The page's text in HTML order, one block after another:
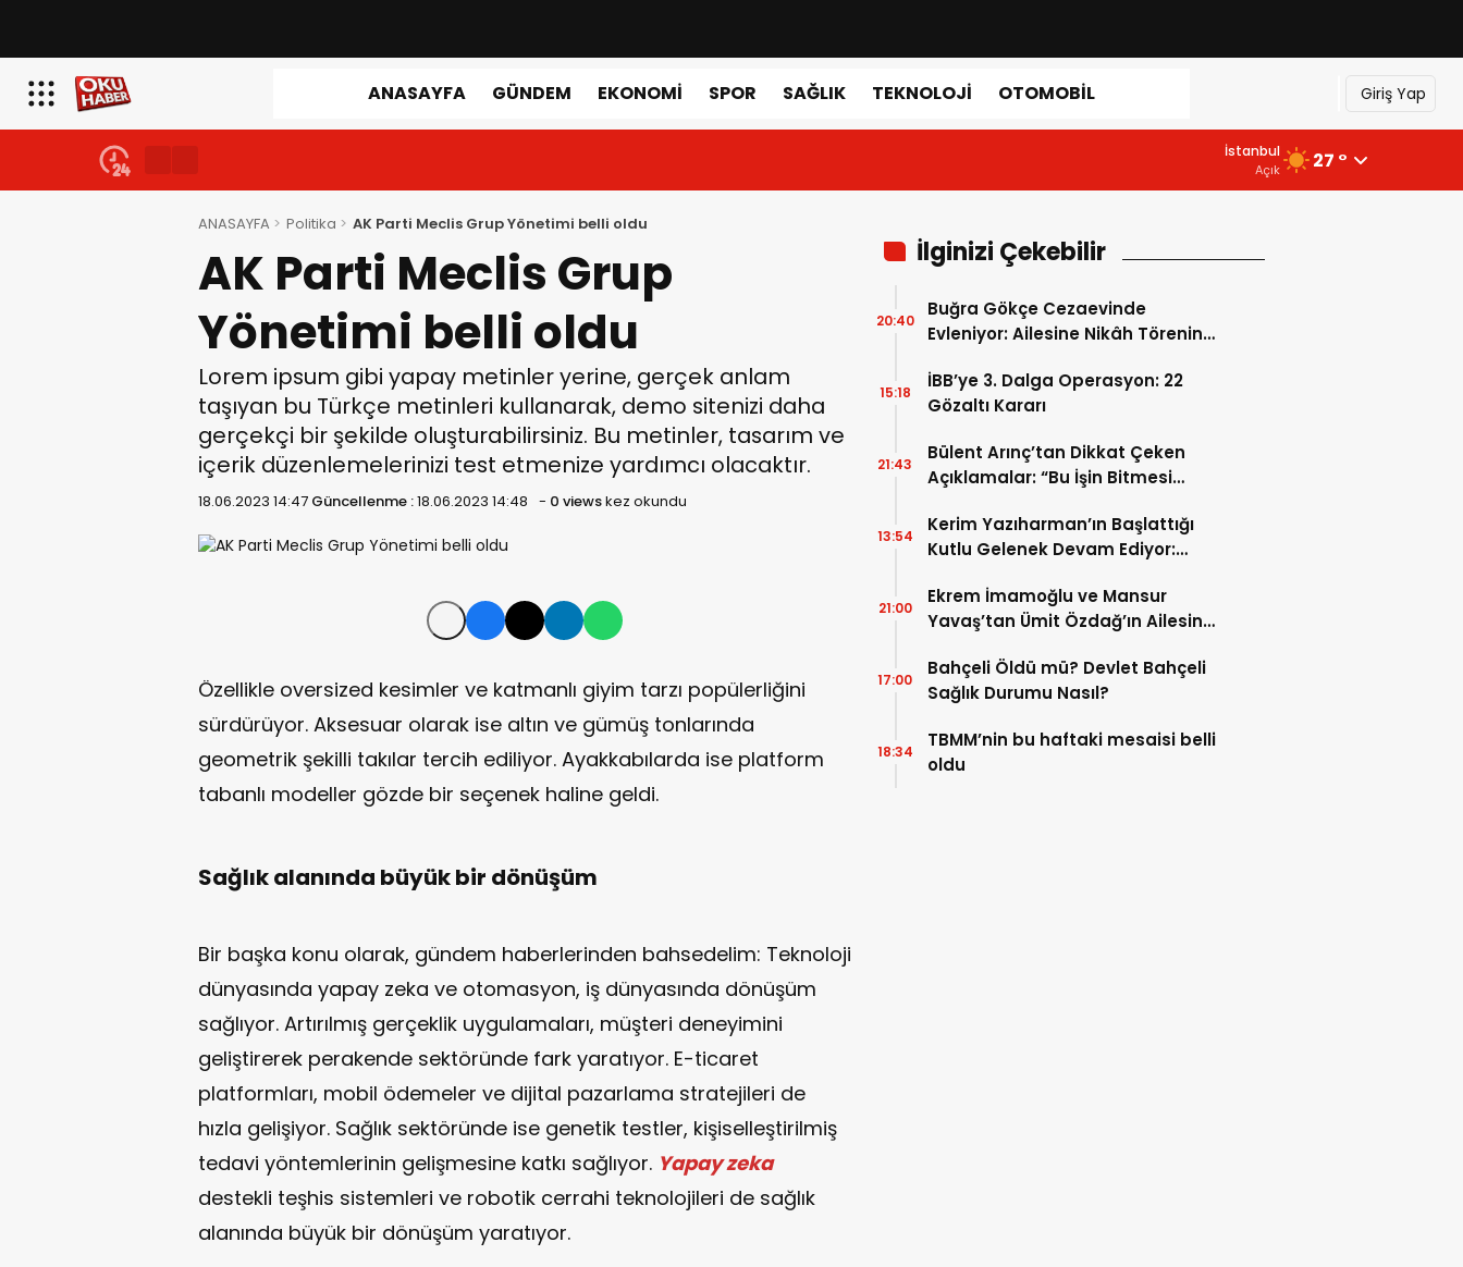
ANASAYFA GÜNDEM EKONOMI SPOR SAĞLIK TEKNOLOJI OTOMOBIL Giriş Yap
İstanbul
Açık 27 °
ANASAYFA Politika AK Parti Meclis Grup Yönetimi belli oldu
AK Parti Meclis Grup
Yönetimi belli oldu
Lorem ipsum gibi yapay metinler yerine, gerçek anlam
taşıyan bu Türkçe metinleri kullanarak, demo sitenizi daha
gerçekçi bir şekilde oluşturabilirsiniz. Bu metinler, tasarım ve
içerik düzenlemelerinizi test etmenize yardımcı olacaktır.
18.06.2023 14:47 Güncellenme :18.06.2023 14:48 - 0 viewskez okundu
Özellikle oversized kesimler ve katmanlı giyim tarzı popülerliğini
sürdürüyor. Aksesuar olarak ise altın ve gümüş tonlarında
geometrik şekilli takılar tercih ediliyor. Ayakkabılarda ise platform
tabanlı modeller gözde bir seçenek haline geldi.
Sağlık alanında büyük bir dönüşüm
Bir başka konu olarak, gündem haberlerinden bahsedelim: Teknoloji
dünyasında yapay zeka ve otomasyon, iş dünyasında dönüşüm
sağlıyor. Artırılmış gerçeklik uygulamaları, müşteri deneyimini
geliştirerek perakende sektöründe fark yaratıyor. E-ticaret
platformları, mobil ödemeler ve dijital pazarlama stratejileri de
hızla gelişiyor. Sağlık sektöründe ise genetik testler, kişiselleştirilmiş
tedavi yöntemlerinin gelişmesine katkı sağlıyor. Yapay zeka
destekli teşhis sistemleri ve robotik cerrahi teknolojileri de sağlık
alanında büyük bir dönüşüm yaratıyor.
İlginizi Çekebilir
Buğra Gökçe Cezaevinde
Evleniyor: Ailesine Nikâh Törenine
20:40
İBB’ye 3. Dalga Operasyon: 22
Gözaltı Kararı
15:18
Bülent Arınç’tan Dikkat Çeken
Açıklamalar: “Bu İşin Bitmesi
Olsun”
21:43
Kerim Yazıharman’ın Başlattığı
Kutlu Gelenek Devam Ediyor:
Destek!
13:54
Ekrem İmamoğlu ve Mansur
Yavaş’tan Ümit Özdağ’ın Ailesine
21:00
Bahçeli Öldü mü? Devlet Bahçeli
Sağlık Durumu Nasıl?
17:00
TBMM’nin bu haftaki mesaisi belli
oldu
18:34